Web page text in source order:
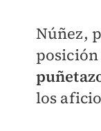
Núñez,
los